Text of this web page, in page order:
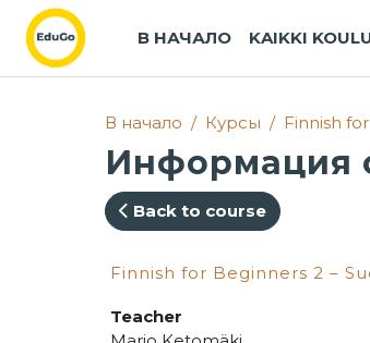
Перейти к основному содержанию
В НАЧАЛО
KAIKKI
В начало Курсы Finnish
Информация
Back to course
Finnish for Beginners 2 –
Teacher